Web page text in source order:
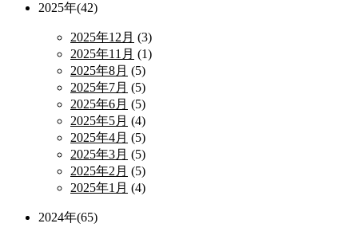
2025年(42)
2025年12月 (3)
2025年11月 (1)
2025年8月 (5)
2025年7月 (5)
2025年6月 (5)
2025年5月 (4)
2025年4月 (5)
2025年3月 (5)
2025年2月 (5)
2025年1月 (4)
2024年(65)